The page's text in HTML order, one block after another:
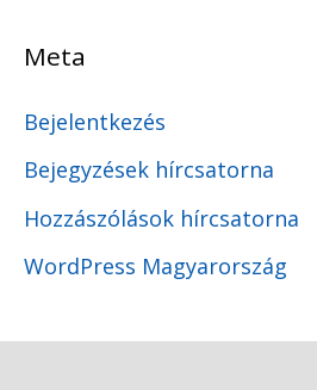
Meta
Bejelentkezés
Bejegyzések hírcsatorna
Hozzászólások hírcsatorna
WordPress Magyarország